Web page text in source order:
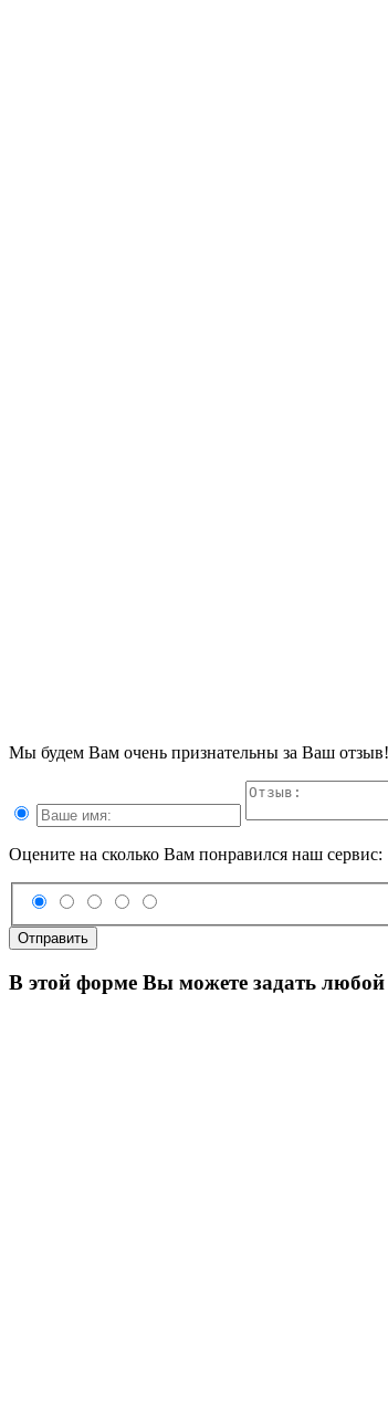
Мы будем Вам очень признательны за Ваш отзыв!
Оцените на сколько Вам понравился наш сервис:
Отправить
В этой форме Вы можете задать